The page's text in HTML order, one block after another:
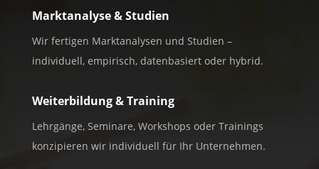
Marktanalyse & Studien
Wir fertigen Marktanalysen und Studien –
individuell, empirisch, datenbasiert oder hybrid.
Weiterbildung & Training
Lehrgänge, Seminare, Workshops oder Trainings
konzipieren wir individuell für Ihr Unternehmen.